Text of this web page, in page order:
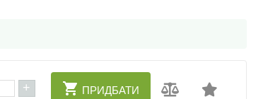
+ ПРИДБАТИ